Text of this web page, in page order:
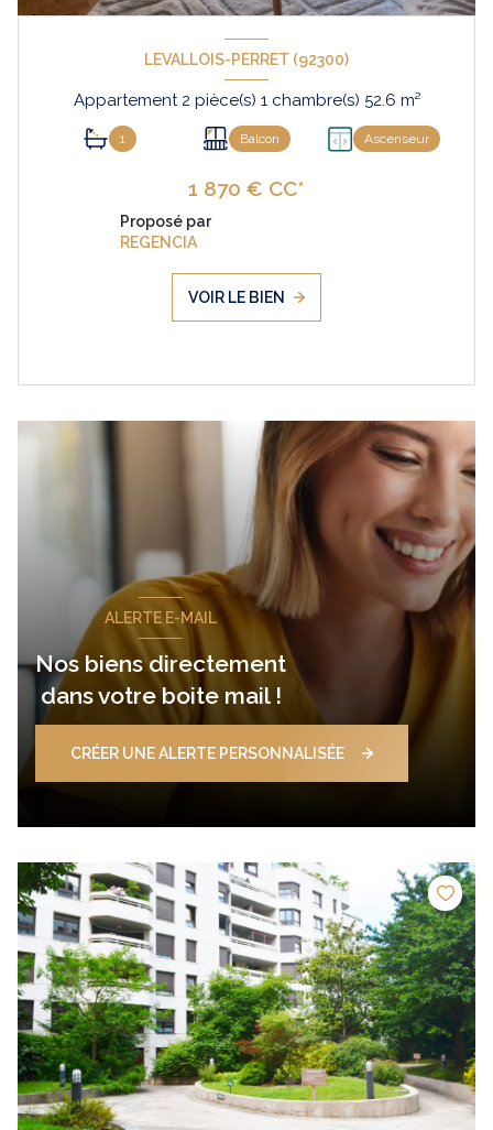
LEVALLOIS-PERRET (92300)
Appartement 2 pièce(s) 1 chambre(s) 52.6 m²
1 Balcon Ascenseur
1 870 € CC*
Proposé par
REGENCIA
VOIR LE BIEN
ALERTE E-MAIL
Nos biens directement
dans votre boite mail !
CRÉER UNE ALERTE PERSONNALISÉE